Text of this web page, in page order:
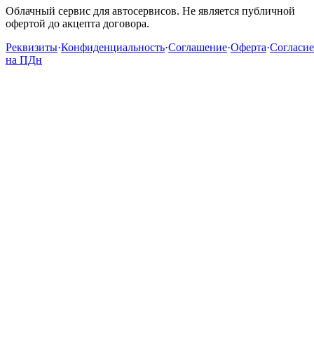
Облачный сервис для автосервисов. Не является публичной
офертой до акцепта договора.
Реквизиты·Конфиденциальность·Соглашение·Оферта·Согласие
на ПДн